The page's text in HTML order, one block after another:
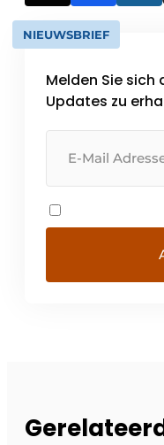
NIEUWSBRIEF
Melden Sie sich
Updates zu